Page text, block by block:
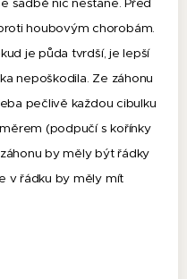
sadbě nic nestane. Před
houbovým chorobám.
je půda tvrdší, je lepší
nepoškodila. Ze záhonu
pečlivě každou cibulku
(podpučí s kořínky
by měly být řádky
v řádku by měly mít